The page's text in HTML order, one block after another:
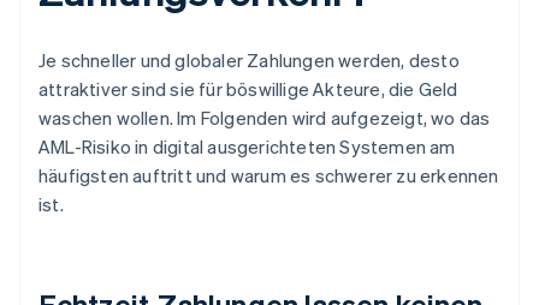
Je schneller und globaler Zahlungen werden, desto
attraktiver sind sie für böswillige Akteure, die Geld
waschen wollen. Im Folgenden wird aufgezeigt, wo das
AML-Risiko in digital ausgerichteten Systemen am
häufigsten auftritt und warum es schwerer zu erkennen
ist.